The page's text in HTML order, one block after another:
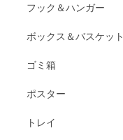
フック＆ハンガー
ボックス＆バスケット
ゴミ箱
ポスター
トレイ